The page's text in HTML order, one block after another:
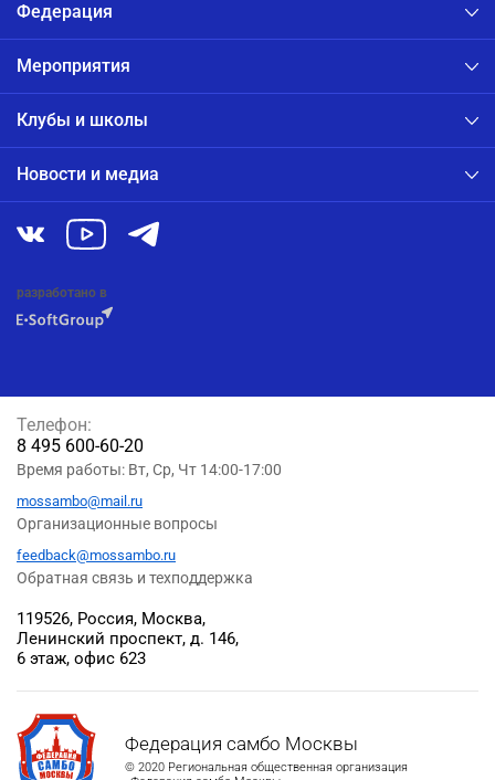
Федерация
Мероприятия
Клубы и школы
Новости и медиа
разработано в
Федерация самбо Москвы
© 2020 Региональная общественная организация
119526, Россия, Москва,
Ленинский проспект, д. 146,
6 этаж, офис 623
Телефон:
8 495 600-60-20
Время работы: Вт, Ср, Чт 14:00-17:00
mossambo@mail.ru
Организационные вопросы
feedback@mossambo.ru
Обратная связь и техподдержка